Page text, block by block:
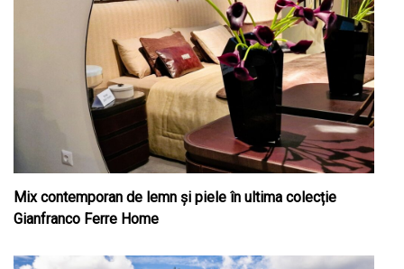
Mix contemporan de lemn şi piele în ultima colecție
Gianfranco Ferre Home